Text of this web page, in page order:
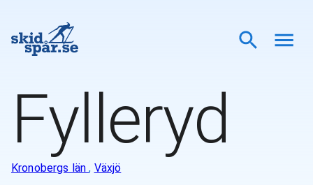
Fylleryd
Kronobergs län, Växjö